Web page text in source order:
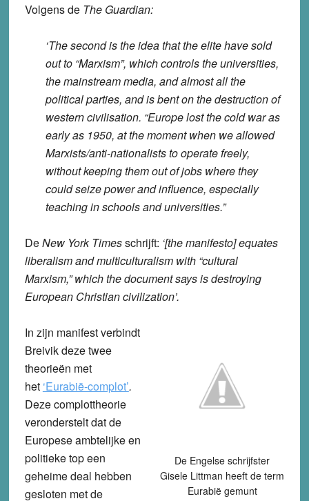
Volgens deThe Guardian:
‘The second is the idea that the elite have sold
out to “Marxism”, which controls the universities,
the mainstream media, and almost all the
political parties, and is bent on the destruction of
western civilisation. “Europe lost the cold war as
early as 1950, at the moment when we allowed
Marxists/anti-nationalists to operate freely,
without keeping them out of jobs where they
could seize power and influence, especially
teaching in schools and universities.”
DeNew York Timesschrijft: ‘[the manifesto] equates
liberalism and multiculturalism with “cultural
Marxism,” which the document says is destroying
European Christian civilization’.
De Engelse schrijfster
Gisele Littman heeft de term
Eurabië gemunt
In zijn manifest verbindt
Breivik deze twee
theorieën met
het ‘Eurabië-complot’.
Deze complottheorie
veronderstelt dat de
Europese ambtelijke en
politieke top een
geheime deal hebben
gesloten met de